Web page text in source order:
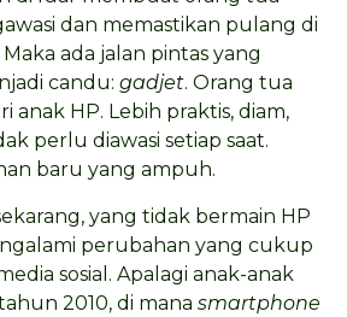
dan memastikan pulang di
ada jalan pintas yang
candu: gadjet. Orang tua
anak HP. Lebih praktis, diam,
perlu diawasi setiap saat.
baru yang ampuh.
yang tidak bermain HP
perubahan yang cukup
sosial. Apalagi anak-anak
2010, di mana smartphone